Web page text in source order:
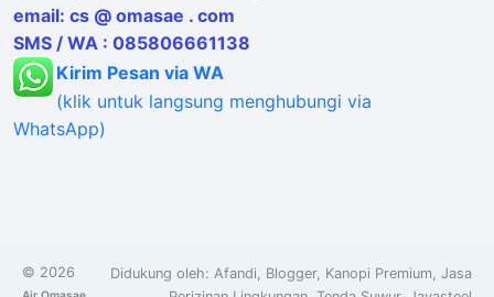
email: cs @ omasae . com
SMS / WA : 085806661138
Kirim Pesan via WA
(klik untuk langsung menghubungi via
WhatsApp)
© 2026
Air Omasae
Didukung oleh: Afandi Blogger, Kanopi Premium Jasa